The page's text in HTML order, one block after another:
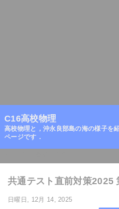
C16高校物理
高校物理と，沖永良部島の海の様子を
ページです．
共通テスト直前対策2025
日曜日, 12月 14, 2025